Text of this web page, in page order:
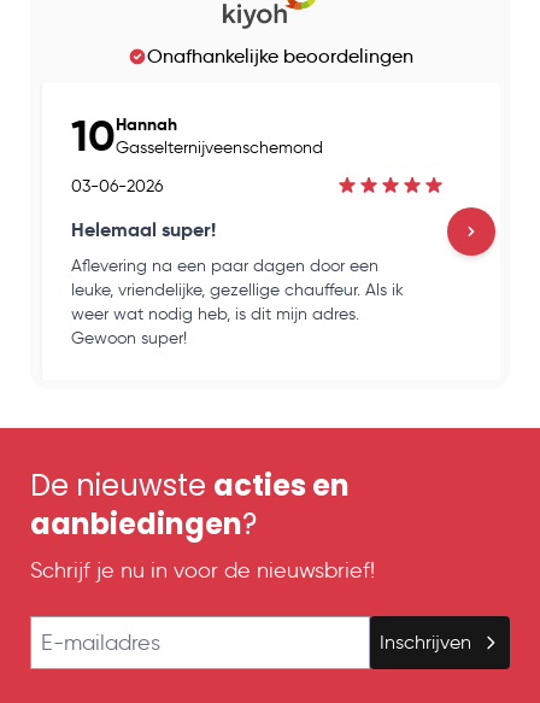
Onafhankelijke beoordelingen
10Hannah
Gasselternijveenschemond
03-06-2026
Helemaal super!
Aflevering na een paar dagen door een
leuke, vriendelijke, gezellige chauffeur. Als ik
weer wat nodig heb, is dit mijn adres.
Gewoon super!
De nieuwste acties en
aanbiedingen?
Schrijf je nu in voor de nieuwsbrief!
Inschrijven